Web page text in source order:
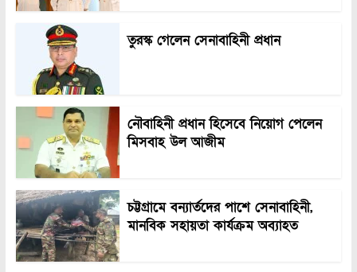
তুরস্ক গেলেন সেনাবাহিনী প্রধান
নৌবাহিনী প্রধান হিসেবে নিয়োগ পেলেন
মিসবাহ উল আজীম
চট্টগ্রামে বন্যার্তদের পাশে সেনাবাহিনী,
মানবিক সহায়তা কার্যক্রম অব্যাহত